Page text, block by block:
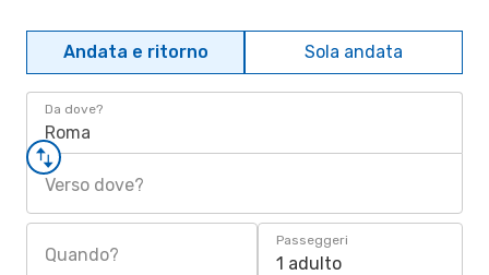
Andata e ritorno Sola andata
Da dove?
Roma
Verso dove?
Quando?
Passeggeri
1 adulto